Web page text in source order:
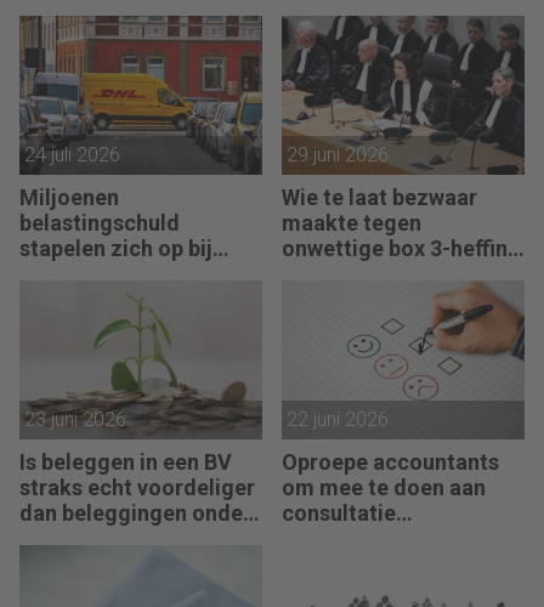
werken
24 juli 2026
Miljoenen
belastingschuld
stapelen zich op bij
29 juni 2026
Wie te laat bezwaar
maakte tegen
onwettige box 3-heffing
23 juni 2026
Is beleggen in een BV
straks echt voordeliger
dan beleggingen onder
22 juni 2026
Oproepe accountants
om mee te doen aan
consultatie